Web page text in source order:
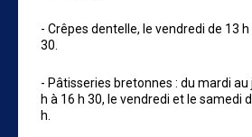
- Crêpes dentelle, le vendredi de 13 h
30.
- Pâtisseries bretonnes : du mardi au
h à 16 h 30, le vendredi et le samedi
h.